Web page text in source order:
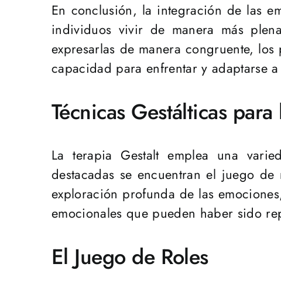
En conclusión, la integración de las
individuos vivir de manera más
expresarlas de manera congruente,
capacidad para enfrentar y adaptarse
Técnicas Gestálticas
La terapia Gestalt emplea una
destacadas se encuentran el juego
exploración profunda de las
emocionales que pueden haber sido
El Juego de Roles